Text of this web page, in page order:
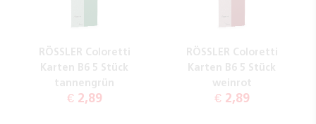
RÖSSLER Coloretti
Karten B6 5 Stück
tannengrün
€ 2,89
RÖSSLER Coloretti
Karten B6 5 Stück
weinrot
€ 2,89